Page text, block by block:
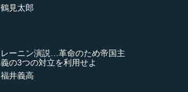
鶴見太郎
レーニン演説…革命のため帝国主
義の3つの対立を利用せよ
福井義高